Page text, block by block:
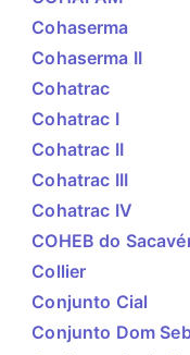
Cohaserma
Cohaserma II
Cohatrac
Cohatrac I
Cohatrac II
Cohatrac III
Cohatrac IV
COHEB do
Collier
Conjunto Cial
Conjunto Dom